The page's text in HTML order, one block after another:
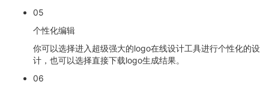
05
个性化编辑
你可以选择进入超级强大的logo在线设计工具进行个性化的设
计，也可以选择直接下载logo生成结果。
06